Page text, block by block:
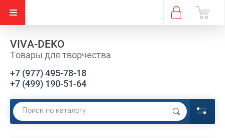
VIVA-DEKO
Товары для творчества
+7 (977) 495-78-18
+7 (499) 190-51-64